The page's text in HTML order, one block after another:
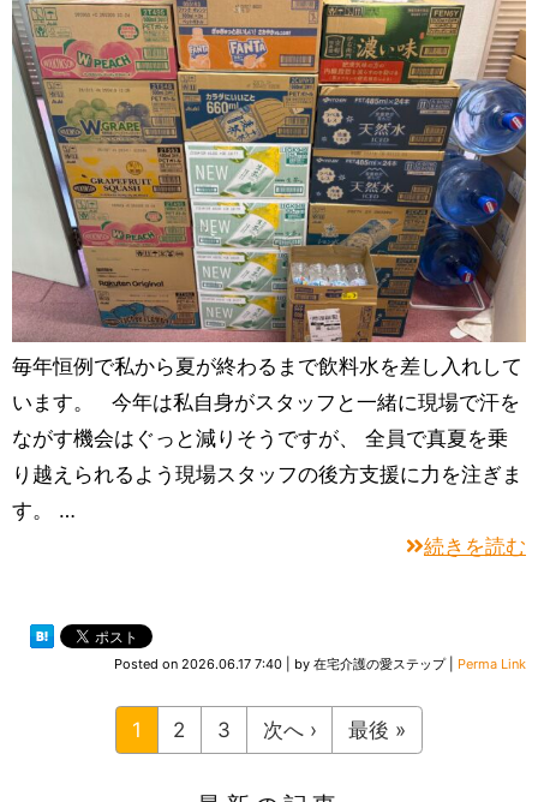
毎年恒例で私から夏が終わるまで飲料水を差し入れして
います。 今年は私自身がスタッフと一緒に現場で汗を
ながす機会はぐっと減りそうですが、 全員で真夏を乗
り越えられるよう現場スタッフの後方支援に力を注ぎま
す。 …
続きを読む
Posted on 2026.06.17 7:40 by 在宅介護の愛ステップ| Perma Link
1 2 3 次へ › 最後 »